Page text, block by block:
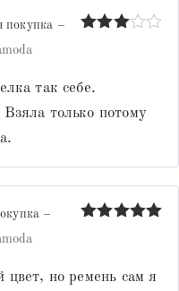
покупка –
так себе.
только потому
–
но ремень сам я